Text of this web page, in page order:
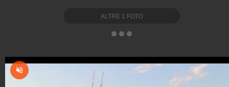
ALTRE 1 FOTO